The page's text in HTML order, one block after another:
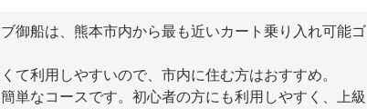
御船は、熊本市内から最も近いカート乗り入れ可能ゴ
て利用しやすいので、市内に住む方はおすすめ。
単なコースです。初心者の方にも利用しやすく、上級